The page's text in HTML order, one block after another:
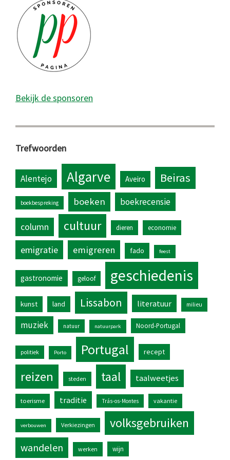
Bekijk de sponsoren
Trefwoorden
Alentejo Algarve Aveiro Beiras
boekbespreking boeken boekrecensie
column cultuur dieren economie
emigratie emigreren fado feest
gastronomie geloof geschiedenis
kunst land Lissabon literatuur milieu
muziek natuur natuurpark Noord-Portugal
politiek Porto Portugal recept
reizen steden taal taalweetjes
toerisme traditie Trás-os-Montes vakantie
verbouwen Verkiezingen volksgebruiken
wandelen werken wijn